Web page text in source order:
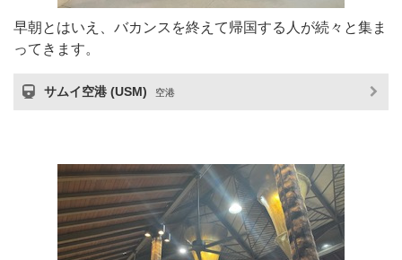
早朝とはいえ、バカンスを終えて帰国する人が続々と集ま
ってきます。
サムイ空港 (USM) 空港